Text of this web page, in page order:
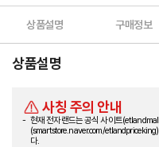
상품설명 구매정보
상품설명
사칭 주의 안내
현재 전자랜드는 공식 사이트
(smartstore.naver.com/
다.